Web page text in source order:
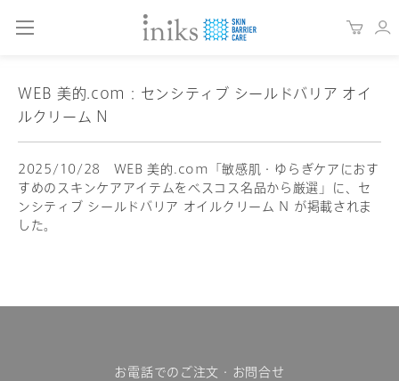
WEB 美的.com：センシティブ シールドバリア オイ
ルクリーム N
2025/10/28 WEB 美的.com「敏感肌・ゆらぎケアにおす
すめのスキンケアアイテムをベスコス名品から厳選」に、セ
ンシティブ シールドバリア オイルクリーム N が掲載されま
した。
お電話でのご注文・お問合せ